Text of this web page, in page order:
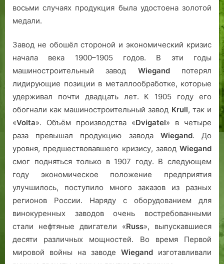
восьми случаях продукция была удостоена золотой
медали.
Завод не обошёл стороной и экономический кризис
начала века 1900–1905 годов. В эти годы
машиностроительный завод Wiegandпотерял
лидирующие позиции в металлообработке, которые
удерживал почти двадцать лет. К 1905 году его
обогнали как машиностроительный завод Krull, так и
«Volta». Объём производства «Dvigatel» в четыре
раза превышал продукцию завода Wiegand. До
уровня, предшествовавшего кризису, завод Wiegand
смог подняться только в 1907 году. В следующем
году экономическое положение предприятия
улучшилось, поступило много заказов из разных
регионов России. Наряду с оборудованием для
винокуренных заводов очень востребованными
стали нефтяные двигатели «Russ», выпускавшиеся
десяти различных мощностей. Во время Первой
мировой войны на заводе Wiegand изготавливали